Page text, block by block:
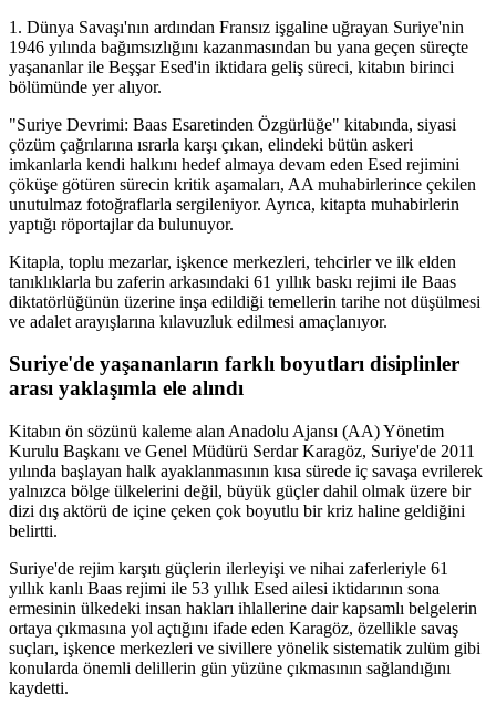
1. Dünya Savaşı'nın ardından Fransız işgaline uğrayan Suriye'nin
1946 yılında bağımsızlığını kazanmasından bu yana geçen süreçte
yaşananlar ile Beşşar Esed'in iktidara geliş süreci, kitabın birinci
bölümünde yer alıyor.
"Suriye Devrimi: Baas Esaretinden Özgürlüğe" kitabında, siyasi
çözüm çağrılarına ısrarla karşı çıkan, elindeki bütün askeri
imkanlarla kendi halkını hedef almaya devam eden Esed rejimini
çöküşe götüren sürecin kritik aşamaları, AA muhabirlerince çekilen
unutulmaz fotoğraflarla sergileniyor. Ayrıca, kitapta muhabirlerin
yaptığı röportajlar da bulunuyor.
Kitapla, toplu mezarlar, işkence merkezleri, tehcirler ve ilk elden
tanıklıklarla bu zaferin arkasındaki 61 yıllık baskı rejimi ile Baas
diktatörlüğünün üzerine inşa edildiği temellerin tarihe not düşülmesi
ve adalet arayışlarına kılavuzluk edilmesi amaçlanıyor.
Suriye'de yaşananların farklı boyutları disiplinler
arası yaklaşımla ele alındı
Kitabın ön sözünü kaleme alan Anadolu Ajansı (AA) Yönetim
Kurulu Başkanı ve Genel Müdürü Serdar Karagöz, Suriye'de 2011
yılında başlayan halk ayaklanmasının kısa sürede iç savaşa evrilerek
yalnızca bölge ülkelerini değil, büyük güçler dahil olmak üzere bir
dizi dış aktörü de içine çeken çok boyutlu bir kriz haline geldiğini
belirtti.
Suriye'de rejim karşıtı güçlerin ilerleyişi ve nihai zaferleriyle 61
yıllık kanlı Baas rejimi ile 53 yıllık Esed ailesi iktidarının sona
ermesinin ülkedeki insan hakları ihlallerine dair kapsamlı belgelerin
ortaya çıkmasına yol açtığını ifade eden Karagöz, özellikle savaş
suçları, işkence merkezleri ve sivillere yönelik sistematik zulüm gibi
konularda önemli delillerin gün yüzüne çıkmasının sağlandığını
kaydetti.